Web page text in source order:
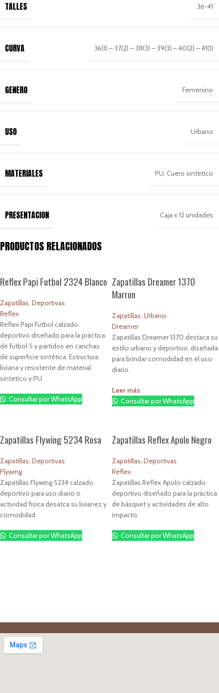
TALLES 36-41
CURVA 36(1) – 37(2) – 38(3) – 39(3) – 40(2) – 41(1)
GENERO Femenino
USO Urbano
MATERIALES PU, Cuero sintetico
PRESENTACION Caja x 12 unidades
PRODUCTOS RELACIONADOS
Reflex Papi Futbol 2324 Blanco
Zapatillas, Deportivas
Reflex
Reflex Papi Futbol calzado
deportivo diseñado para la práctica
de fútbol 5 y partidos en canchas
de superficie sintética. Estructura
liviana y resistente de material
sintetico y PU
Consultar por WhatsApp
Zapatillas Dreamer 1370
Marron
Zapatillas, Urbano
Dreamer
Zapatillas Dreamer 1370 destaca su
estilo urbano y deportivo, diseñada
para brindar comodidad en el uso
diario.
Leer más
Consultar por WhatsApp
Zapatillas Flywing 5234 Rosa
Zapatillas, Deportivas
Flywing
Zapatillas Flywing 5234 calzado
deportivo para uso diario o
actividad fisica desatca su livianez y
comodidad.
Consultar por WhatsApp
Zapatillas Reflex Apolo Negro
Zapatillas, Deportivas
Reflex
Zapatillas Reflex Apolo calzado
deportivo diseñado para la práctica
de básquet y actividades de alto
impacto.
Consultar por WhatsApp